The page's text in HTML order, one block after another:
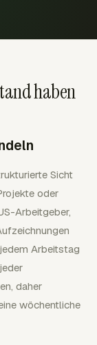
haben
Sicht
oder
Arbeitgeber,
Arbeitstag
daher
wöchentliche